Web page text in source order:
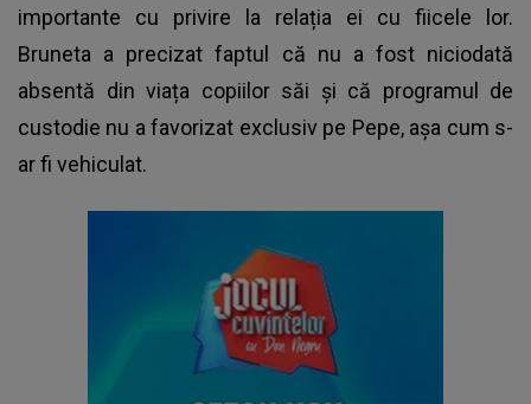
importante cu privire la relația ei cu fiicele lor.
Bruneta a precizat faptul că nu a fost niciodată
absentă din viața copiilor săi și că programul de
custodie nu a favorizat exclusiv pe Pepe, așa cum s-
ar fi vehiculat.